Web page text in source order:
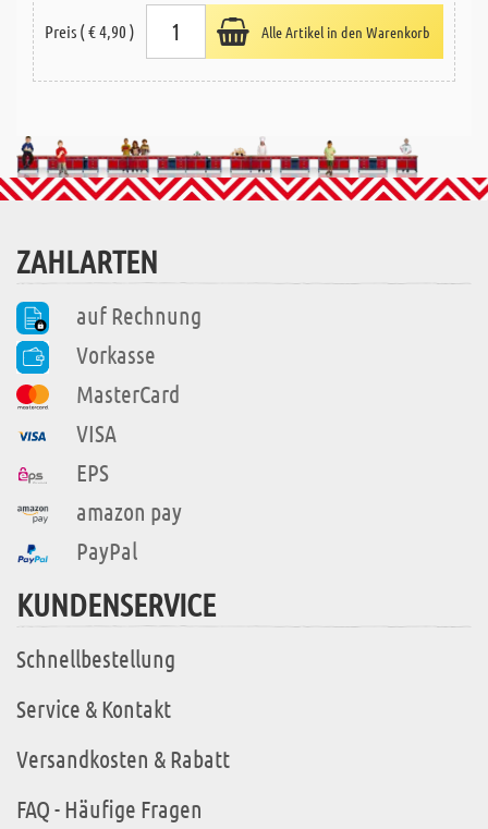
Preis ( € 4,90 ) Alle Artikel in den Warenkorb
ZAHLARTEN
auf Rechnung
Vorkasse
MasterCard
VISA
EPS
amazon pay
PayPal
KUNDENSERVICE
Schnellbestellung
Service & Kontakt
Versandkosten & Rabatt
FAQ - Häufige Fragen